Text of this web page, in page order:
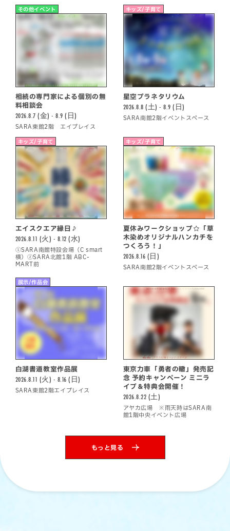
その他イベント
相続の専門家による個別の無
料相談会
2026.8.7 (金) - 8.9 (日)
SARA東館2階 エイプレイス
キッズ/子育て
星空プラネタリウム
2026.8.8 (土) - 8.9 (日)
SARA南館2階イベントスペース
キッズ/子育て
エイスクエア縁日♪
2026.8.11 (火) - 8.12 (水)
①SARA南館特設会場（C smart
横）②SARA北館1階 ABC-
MART前
キッズ/子育て
夏休みワークショップ☆「草
木染めオリジナルハンカチを
つくろう！」
2026.8.16 (日)
SARA南館2階イベントスペース
展示/作品会
白湖書道教室作品展
2026.8.11 (火) - 8.16 (日)
SARA東館2階エイプレイス
東京力車「勇者の轍」発売記
念 予約キャンペーン ミニラ
イブ＆特典会開催！
2026.8.22 (土)
アヤカ広場 ※雨天時はSARA南
館1階中央イベント広場
もっと見る